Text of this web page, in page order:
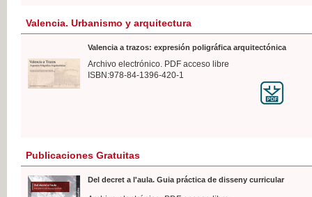
Valencia. Urbanismo y arquitectura
Valencia a trazos: expresión poligráfica arquitectónica
Archivo electrónico. PDF acceso libre
ISBN:978-84-1396-420-1
Publicaciones Gratuitas
Del decret a l'aula. Guia práctica de disseny curricular